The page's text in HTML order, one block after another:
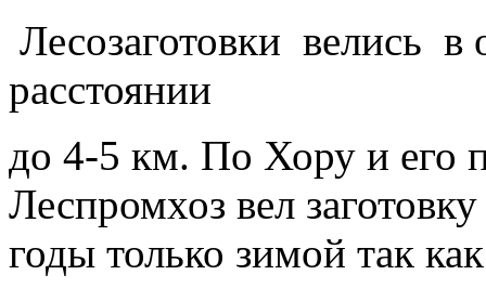
Лесозаготовки велись
расстоянии
до 4-5 км. По Хору и его
Леспромхоз вел
годы только зимой так